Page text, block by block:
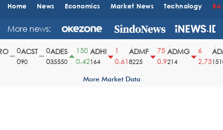
Home News Economics Market News Technology
More news:
ACST
90
ADES
35550
150
0.42
ADHI
164
0.61
ADMF
8225
75
0.9
ADMG
214
2.731510
More Market Data